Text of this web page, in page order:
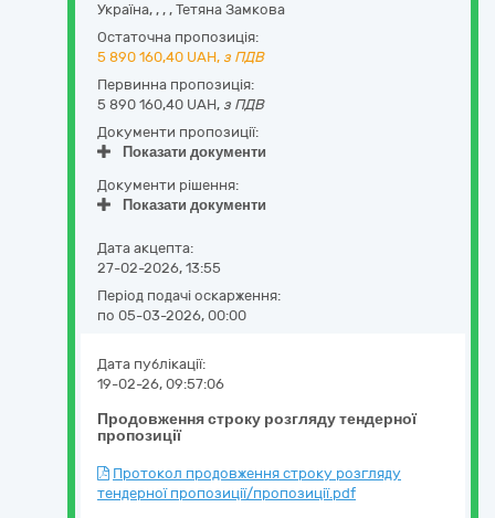
Україна, , , , Тетяна Замкова
Остаточна пропозиція:
5 890 160,40 UAH, з ПДВ
Первинна пропозиція:
5 890 160,40 UAH, з ПДВ
Документи пропозиції:
Показати документи
Документи рішення:
Показати документи
Дата акцепта:
27-02-2026, 13:55
Період подачі оскарження:
по 05-03-2026, 00:00
Продовження строку розгляду тендерної
пропозиції
Дата публікації:
19-02-26, 09:57:06
Протокол продовження строку розгляду
тендерної пропозиції/пропозиції.pdf